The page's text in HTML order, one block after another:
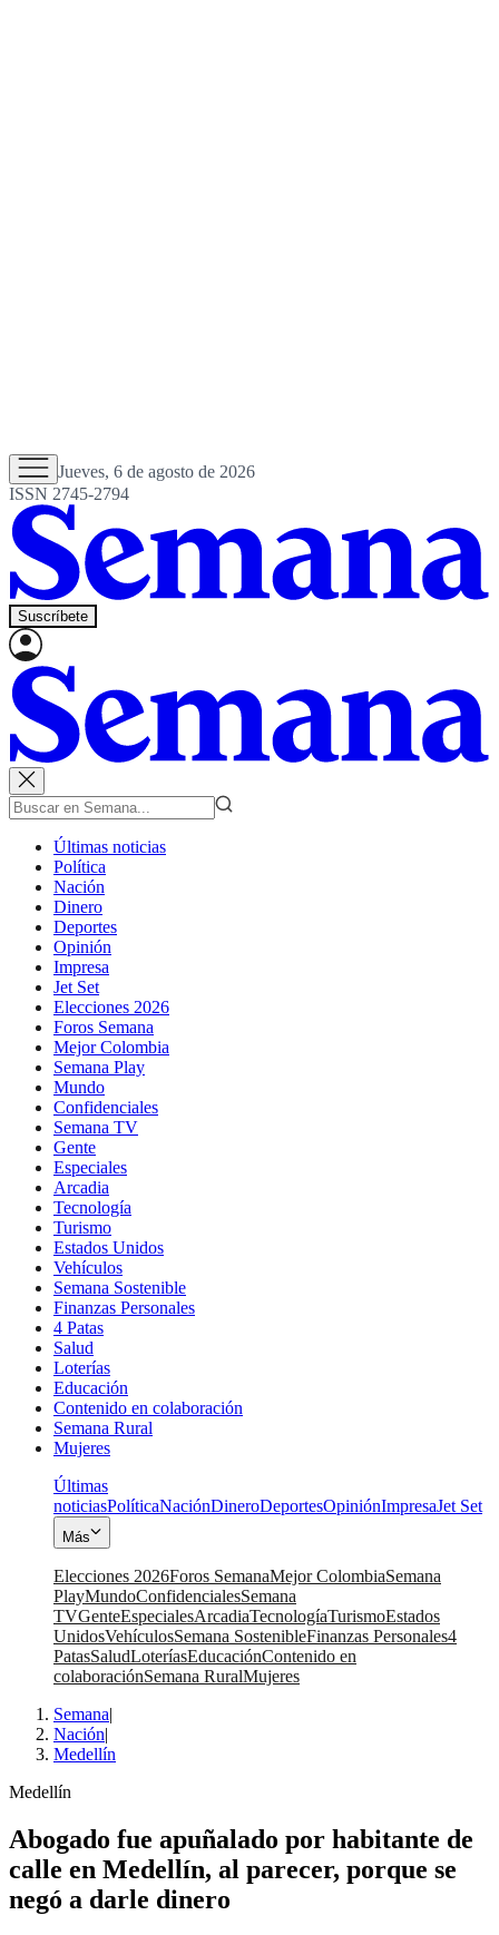
Jueves, 6 de agosto de 2026
ISSN 2745-2794
Suscríbete
Últimas noticias
Política
Nación
Dinero
Deportes
Opinión
Impresa
Jet Set
Elecciones 2026
Foros Semana
Mejor Colombia
Semana Play
Mundo
Confidenciales
Semana TV
Gente
Especiales
Arcadia
Tecnología
Turismo
Estados Unidos
Vehículos
Semana Sostenible
Finanzas Personales
4 Patas
Salud
Loterías
Educación
Contenido en colaboración
Semana Rural
Mujeres
Últimas
noticiasPolíticaNaciónDineroDeportesOpiniónImpresaJet Set
Más
Elecciones 2026Foros SemanaMejor ColombiaSemana
PlayMundoConfidencialesSemana
TVGenteEspecialesArcadiaTecnologíaTurismoEstados
UnidosVehículosSemana SostenibleFinanzas Personales4
PatasSaludLoteríasEducaciónContenido en
colaboraciónSemana RuralMujeres
Semana|
Nación|
Medellín
Medellín
Abogado fue apuñalado por habitante de
calle en Medellín, al parecer, porque se
negó a darle dinero